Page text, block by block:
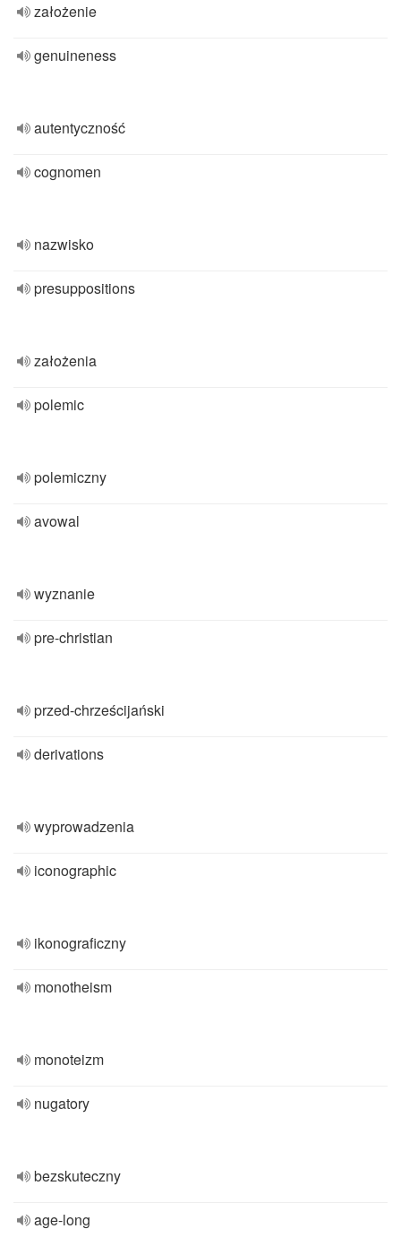
założenie
genuineness
autentyczność
cognomen
nazwisko
presuppositions
założenia
polemic
polemiczny
avowal
wyznanie
pre-christian
przed-chrześcijański
derivations
wyprowadzenia
iconographic
ikonograficzny
monotheism
monoteizm
nugatory
bezskuteczny
age-long